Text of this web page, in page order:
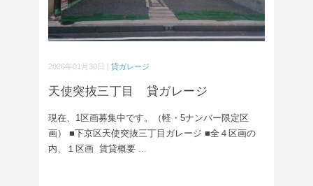
2026年01月30日 |貸ガレージ
天使突抜三丁目 貸ガレージ
現在、1区画募集中です。（軽・5ナンバー限定区
画） ■下京区天使突抜三丁目ガレージ ■全４区画の
内、１区画 賃貸概要